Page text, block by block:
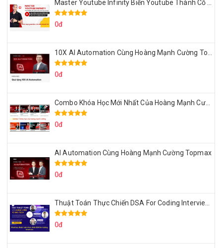
0đ
0đ
Combo Khóa Học Mới Nhất Của Hoàng Mạnh Cường
0đ
AI Automation Cùng Hoàng Mạnh Cường Topmax
0đ
0đ